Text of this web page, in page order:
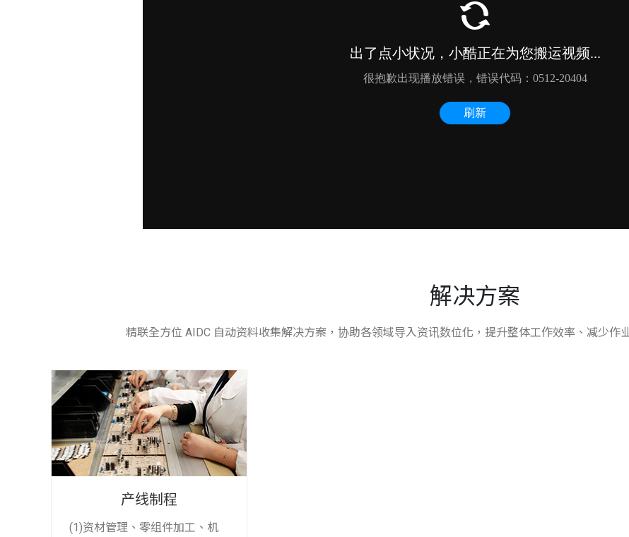
解决方案
精联全方位 AIDC 自动资料收集解决方案，协助各领域导入资讯数位化，提升整体工作效率、减少作
产线制程
(1)资材管理、零组件加工、机